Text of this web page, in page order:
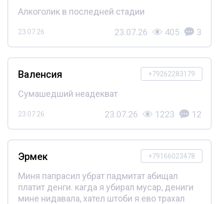
Алкоголик в последней стадии
23.07.26 23.07.26 405 3
+79262283179
Валенсия
Сумашедший неадекват
23.07.26 23.07.26 1223 12
+79166023478
Эрмек
Миня папрасил убрат падмитат абищал
платит денги. кагда я убирал мусар, дениги
мине нидавала, хател штоби я ево трахал